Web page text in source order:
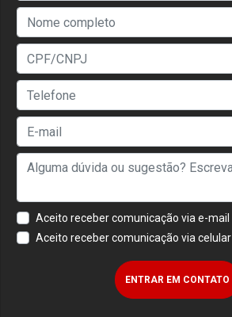
Aceito receber comunicação via e-mail
Aceito receber comunicação via celular
ENTRAR EM CONTATO